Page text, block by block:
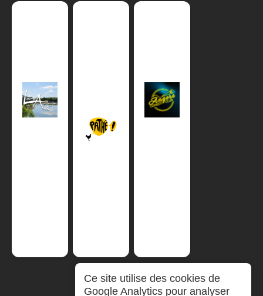
Ce site utilise des cookies de
Google Analytics pour analyser